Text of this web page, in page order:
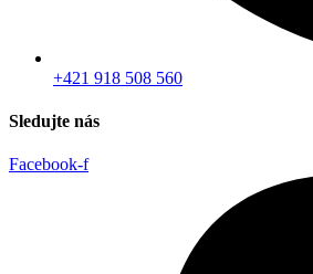
+421 918 508 560
Sledujte nás
Facebook-f